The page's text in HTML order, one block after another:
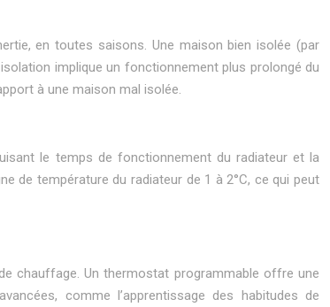
en toutes saisons. Une maison bien isolée (par
implique un fonctionnement plus prolongé du
à une maison mal isolée.
le temps de fonctionnement du radiateur et la
de température du radiateur de 1 à 2°C, ce qui peut
chauffage. Un thermostat programmable offre une
comme l’apprentissage des habitudes de